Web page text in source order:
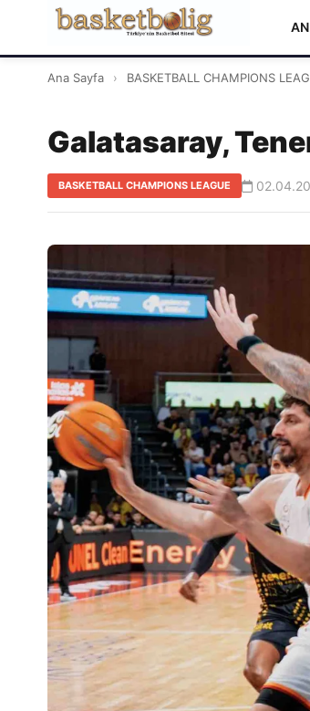
Ana Sayfa › BASKETBALL CHAMPIONS
Galatasaray,
BASKETBALL CHAMPIONS LEAGUE